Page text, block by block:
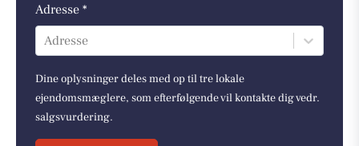
Adresse *
Adresse
Dine oplysninger deles med op til tre lokale
ejendomsmæglere, som efterfølgende vil kontakte dig vedr.
salgsvurdering.